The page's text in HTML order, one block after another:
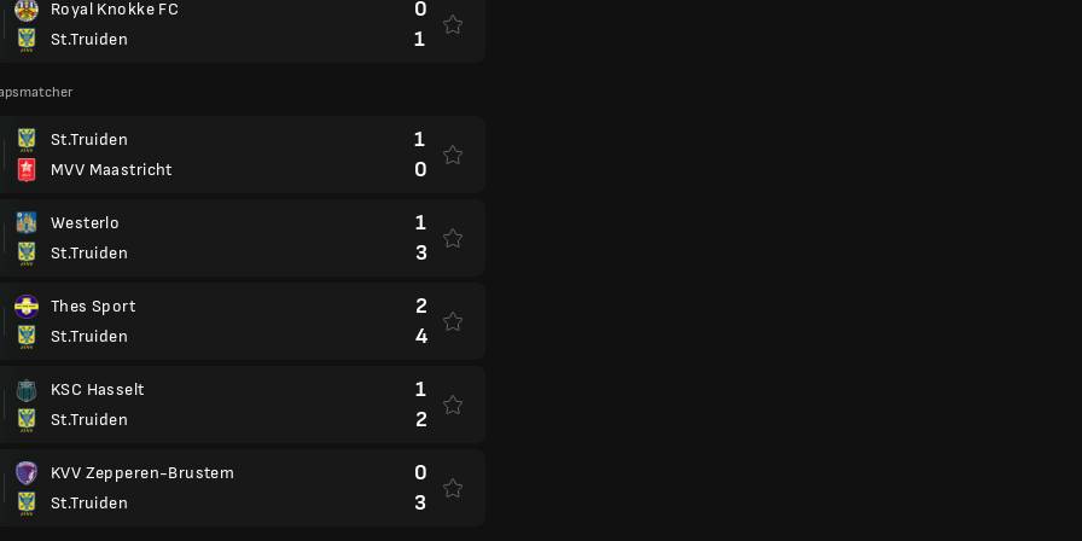
Royal Knokke FC
St.Truiden
0
1
St.Truiden
MVV Maastricht
1
0
Westerlo
St.Truiden
1
3
Thes Sport
St.Truiden
2
4
KSC Hasselt
St.Truiden
1
2
KVV Zepperen-Brustem
St.Truiden
0
3